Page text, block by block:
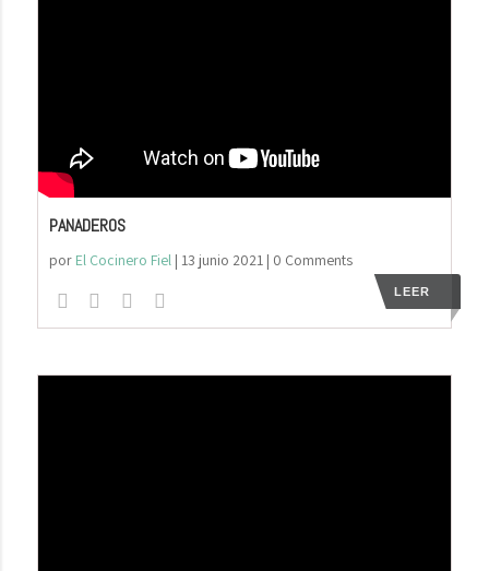
PANADEROS
por El Cocinero Fiel| 13 junio 2021| 0 Comments
LEER